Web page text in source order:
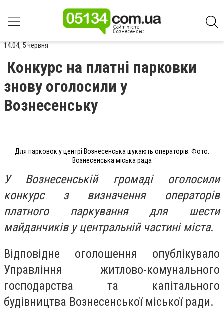
14:04, 5 червня
Конкурс на платні парковки
знову оголосили у
Вознесенську
Для парковок у центрі Вознесенська шукають операторів. Фото:
Вознесенська міська рада
У Вознесенській громаді оголосили
конкурс з визначення операторів
платного паркування для шести
майданчиків у центральній частині міста.
Відповідне оголошення опублікувало
Управління житлово-комунального
господарства та капітального
будівництва Вознесенської міської ради.